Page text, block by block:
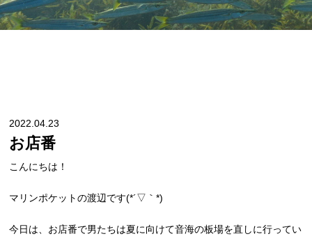
2022.04.23
お店番
こんにちは！
マリンポケットの渡辺です(*´▽｀*)
今日は、お店番で男たちは夏に向けて音海の板場を直しに行ってい